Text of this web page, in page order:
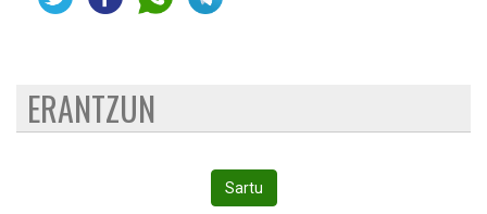
ERANTZUN
Sartu